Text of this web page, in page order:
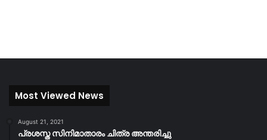
Most Viewed News
August 21, 2021
പ്രശസ്ത സിനിമാതാരം ചിത്ര അന്തരിച്ചു